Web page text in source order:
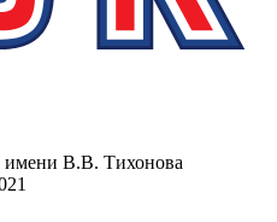
имени В.В. Тихонова